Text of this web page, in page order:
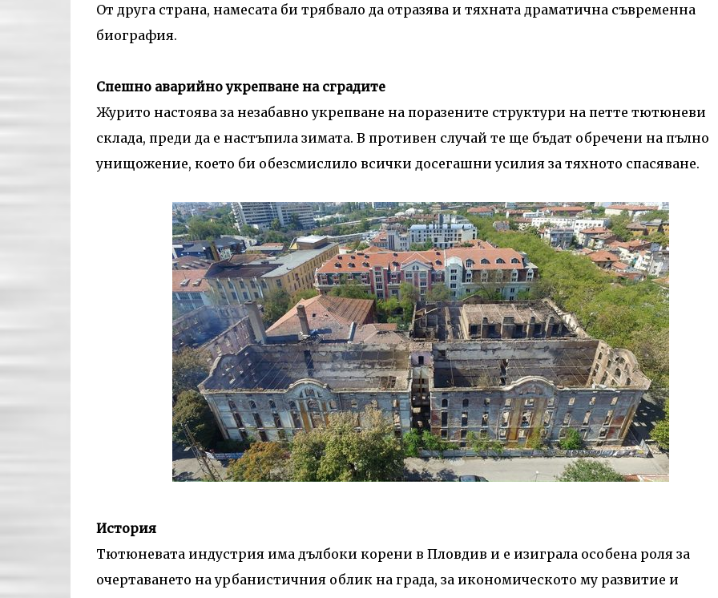
От друга страна, намесата би трябвало да отразява и тяхната драматична съвременна
биография.
Спешно аварийно укрепване на сградите
Журито настоява за незабавно укрепване на поразените структури на петте тютюневи
склада, преди да е настъпила зимата. В противен случай те ще бъдат обречени на пълно
унищожение, което би обезсмислило всички досегашни усилия за тяхното спасяване.
История
Тютюневата индустрия има дълбоки корени в Пловдив и е изиграла особена роля за
очертаването на урбанистичния облик на града, за икономическото му развитие и